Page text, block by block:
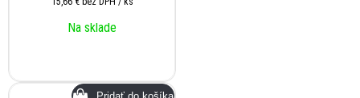
Na sklade